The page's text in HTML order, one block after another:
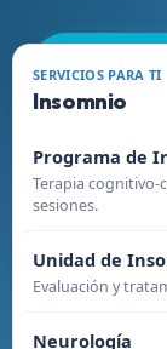
SERVICIOS PARA TI
Insomnio
Programa de
Terapia
sesiones.
Unidad de
Evaluación y
Neurología